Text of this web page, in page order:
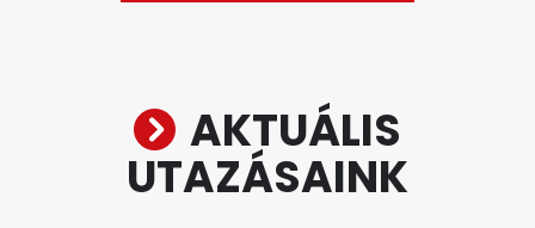
AKTUÁLIS
UTAZÁSAINK